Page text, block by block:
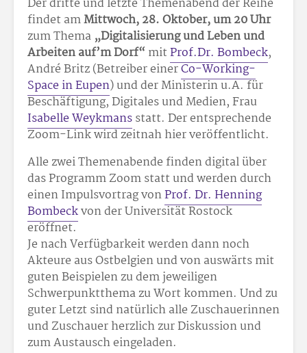
Der dritte und letzte Themenabend der Reihe
findet amMittwoch, 28. Oktober, um 20 Uhr
zum Thema „Digitalisierung und Leben und
Arbeiten auf’m Dorf“ mitProf.Dr. Bombeck,
André Britz (Betreiber einerCo-Working-
Space in Eupen) und der Ministerin u.A. für
Beschäftigung, Digitales und Medien, Frau
Isabelle Weykmansstatt. Der entsprechende
Zoom-Link wird zeitnah hier veröffentlicht.
Alle zwei Themenabende finden digital über
das Programm Zoom statt und werden durch
einen Impulsvortrag vonProf. Dr. Henning
Bombeckvon der Universität Rostock
eröffnet.
Je nach Verfügbarkeit werden dann noch
Akteure aus Ostbelgien und von auswärts mit
guten Beispielen zu dem jeweiligen
Schwerpunktthema zu Wort kommen. Und zu
guter Letzt sind natürlich alle Zuschauerinnen
und Zuschauer herzlich zur Diskussion und
zum Austausch eingeladen.